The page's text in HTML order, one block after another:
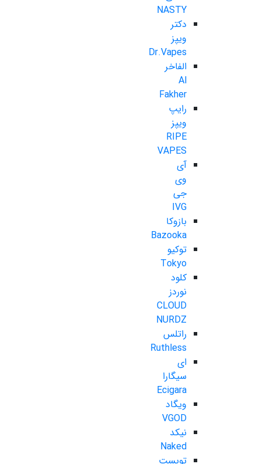
NASTY
دکتر
ویپز
Dr.Vapes
الفاخر
Al
Fakher
رایپ
ویپز
RIPE
VAPES
آی
وی
جی
IVG
بازوکا
Bazooka
توکیو
Tokyo
کلود
نوردز
CLOUD
NURDZ
راتلس
Ruthless
ای
سیگارا
Ecigara
ویگاد
VGOD
نیکد
Naked
تویست